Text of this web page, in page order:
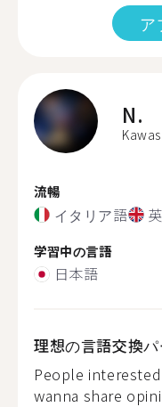
ア
N.
流暢
イタリア語
学習中の言語
日本語
理想の言語交換
People
wanna share